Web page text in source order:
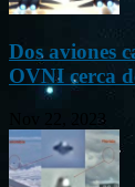
Dos aviones
OVNI cerca
Nov 22, 2023